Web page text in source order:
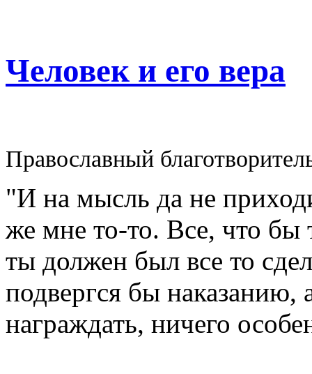
Человек и его вера
Православный
"И на мысль да не
же мне то-то. Все, что
ты должен был все то
подвергся бы наказанию,
награждать, ничего